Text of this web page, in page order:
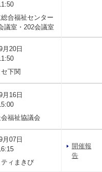
合福祉センター
議室・202会議室
月20日
下関
月16日
福祉協議会
月07日
ィまきび
開催報
告